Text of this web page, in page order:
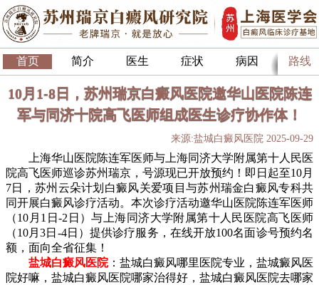
首页 简介 医生 症状 病因 路线
10月1-8日，苏州瑞京白癜风医院邀华山医院陈连
军与同济十院高飞医师组成医生诊疗协作体！
来源:盐城白癜风医院 2025-09-29
上海华山医院陈连军医师与上海同济大学附属第十人民医
院高飞医师巡诊苏州瑞京，号源现已开放预约！即日起至10月
7日，苏州云朵计划白癜风关爱项目与苏州瑞金白癜风专科共
同开展白癜风诊疗活动。本次诊疗活动邀华山医院陈连军医师
（10月1日-2日）与上海同济大学附属第十人民医院高飞医师
（10月3日-4日）提供诊疗服务，在线开放100名面诊号预约名
额，面向全省征集！
盐城白癜风医院：盐城白癜风哪里医院专业，盐城癜风医
院好嘛，盐城白癜风医院哪家治得好，盐城白癜风医院去哪家